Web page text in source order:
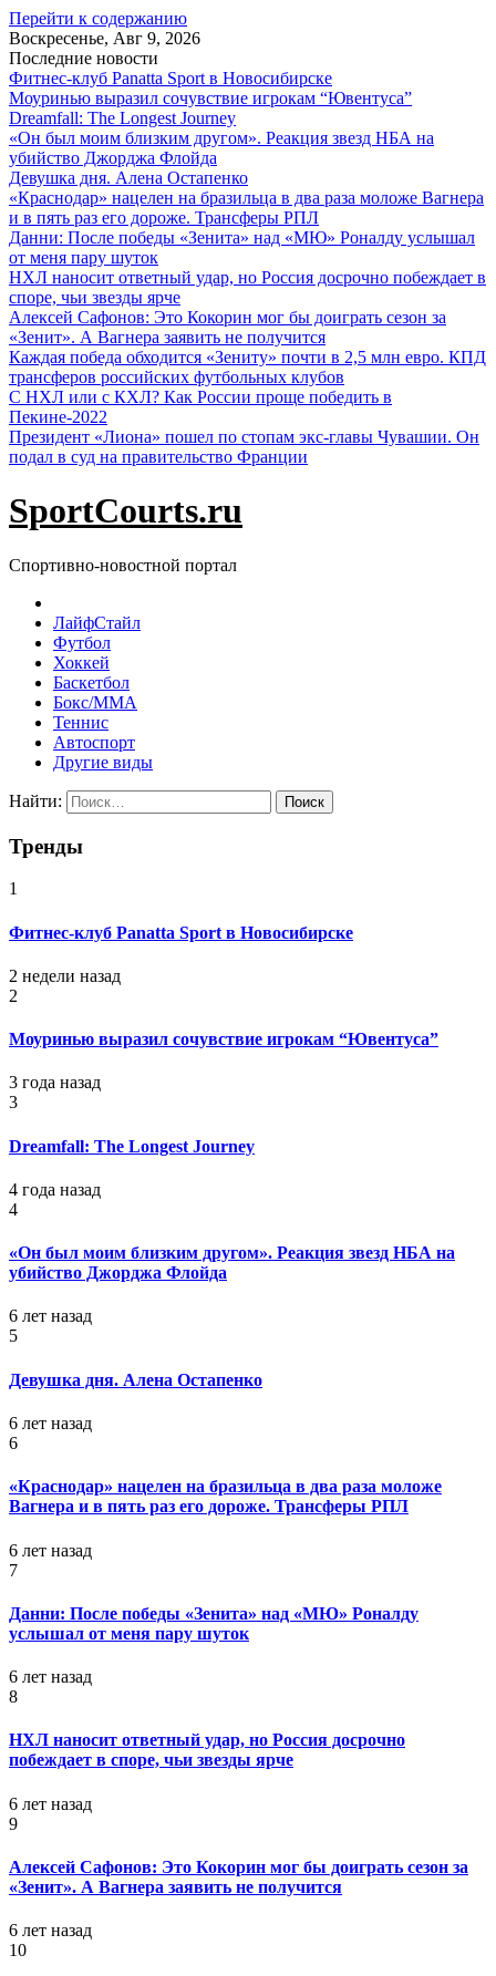
Перейти к содержанию
Воскресенье, Авг 9, 2026
Последние новости
Фитнес-клуб Panatta Sport в Новосибирске
Моуринью выразил сочувствие игрокам “Ювентуса”
Dreamfall: The Longest Journey
«Он был моим близким другом». Реакция звезд НБА на
убийство Джорджа Флойда
Девушка дня. Алена Остапенко
«Краснодар» нацелен на бразильца в два раза моложе Вагнера
и в пять раз его дороже. Трансферы РПЛ
Данни: После победы «Зенита» над «МЮ» Роналду услышал
от меня пару шуток
НХЛ наносит ответный удар, но Россия досрочно побеждает в
споре, чьи звезды ярче
Алексей Сафонов: Это Кокорин мог бы доиграть сезон за
«Зенит». А Вагнера заявить не получится
Каждая победа обходится «Зениту» почти в 2,5 млн евро. КПД
трансферов российских футбольных клубов
С НХЛ или с КХЛ? Как России проще победить в
Пекине-2022
Президент «Лиона» пошел по стопам экс-главы Чувашии. Он
подал в суд на правительство Франции
SportCourts.ru
Спортивно-новостной портал
ЛайфСтайл
Футбол
Хоккей
Баскетбол
Бокс/MMA
Теннис
Автоспорт
Другие виды
Найти:
Тренды
1
Фитнес-клуб Panatta Sport в Новосибирске
2 недели назад
2
Моуринью выразил сочувствие игрокам “Ювентуса”
3 года назад
3
Dreamfall: The Longest Journey
4 года назад
4
«Он был моим близким другом». Реакция звезд НБА на
убийство Джорджа Флойда
6 лет назад
5
Девушка дня. Алена Остапенко
6 лет назад
6
«Краснодар» нацелен на бразильца в два раза моложе
Вагнера и в пять раз его дороже. Трансферы РПЛ
6 лет назад
7
Данни: После победы «Зенита» над «МЮ» Роналду
услышал от меня пару шуток
6 лет назад
8
НХЛ наносит ответный удар, но Россия досрочно
побеждает в споре, чьи звезды ярче
6 лет назад
9
Алексей Сафонов: Это Кокорин мог бы доиграть сезон за
«Зенит». А Вагнера заявить не получится
6 лет назад
10